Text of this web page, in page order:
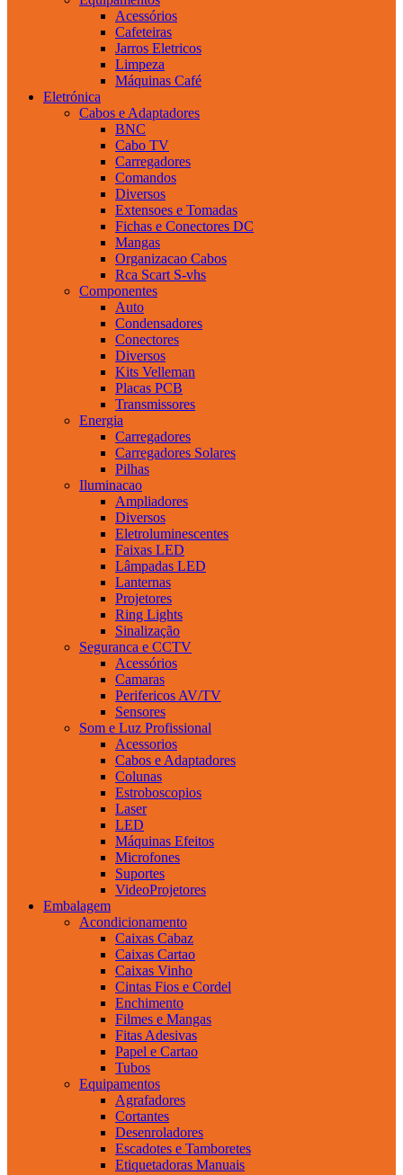
Acessórios
Cafeteiras
Jarros Eletricos
Limpeza
Máquinas Café
Eletrónica
Cabos e Adaptadores
BNC
Cabo TV
Carregadores
Comandos
Diversos
Extensoes e Tomadas
Fichas e Conectores DC
Mangas
Organizacao Cabos
Rca Scart S-vhs
Componentes
Auto
Condensadores
Conectores
Diversos
Kits Velleman
Placas PCB
Transmissores
Energia
Carregadores
Carregadores Solares
Pilhas
Iluminacao
Ampliadores
Diversos
Eletroluminescentes
Faixas LED
Lâmpadas LED
Lanternas
Projetores
Ring Lights
Sinalização
Seguranca e CCTV
Acessórios
Camaras
Perifericos AV/TV
Sensores
Som e Luz Profissional
Acessorios
Cabos e Adaptadores
Colunas
Estroboscopios
Laser
LED
Máquinas Efeitos
Microfones
Suportes
VideoProjetores
Embalagem
Acondicionamento
Caixas Cabaz
Caixas Cartao
Caixas Vinho
Cintas Fios e Cordel
Enchimento
Filmes e Mangas
Fitas Adesivas
Papel e Cartao
Tubos
Equipamentos
Agrafadores
Cortantes
Desenroladores
Escadotes e Tamboretes
Etiquetadoras Manuais